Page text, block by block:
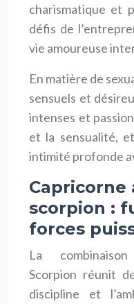
charismatique et
défis de
vie amoureuse
En matière de
sensuels et
intenses et
et la sensualité,
intimité profonde
Capricorne
scorpion :
forces
La
Scorpion réunit
discipline et